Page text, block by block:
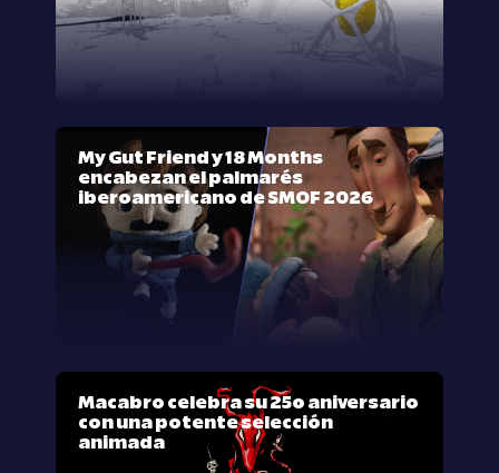
My Gut Friend y 18 Months
encabezan el palmarés
iberoamericano de SMOF 2026
Macabro celebra su 25º aniversario
con una potente selección
animada